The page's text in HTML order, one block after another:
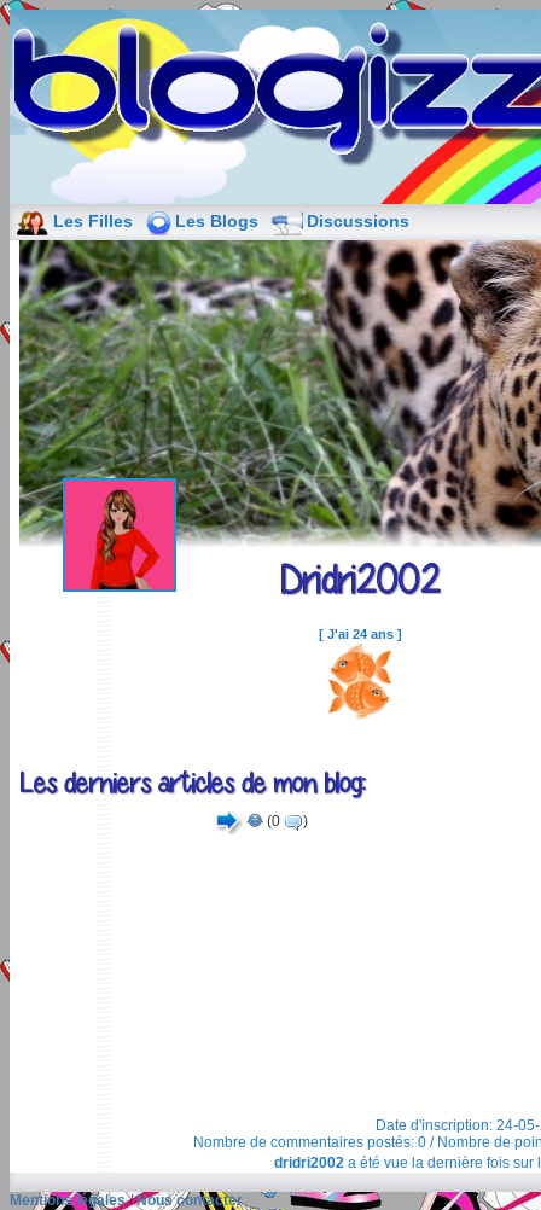
Les Filles Les Blogs Discussions
Dridri2002
[ J'ai 24 ans ]
Les derniers articles de mon blog:
😂 (0 )
Date d'inscription: 24-
Nombre de commentaires postés: 0 / Nombre de
dridri2002a été vue la dernière fois sur
Mentions légales/Nous contacter